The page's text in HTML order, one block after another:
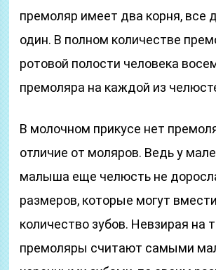
премоляр имеет два корня, все
один. В полном количестве
ротовой полости человека
премоляра на каждой из
В молочном прикусе нет
отличие от моляров. Ведь у
малыша еще челюсть не
размеров, которые могут
количество зубов. Невзирая на
премоляры считают самыми